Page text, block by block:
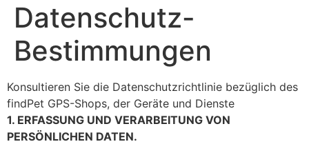
Datenschutz-
Bestimmungen
Konsultieren Sie die Datenschutzrichtlinie bezüglich des
findPet GPS-Shops, der Geräte und Dienste
1. ERFASSUNG UND VERARBEITUNG VON
PERSÖNLICHEN DATEN.